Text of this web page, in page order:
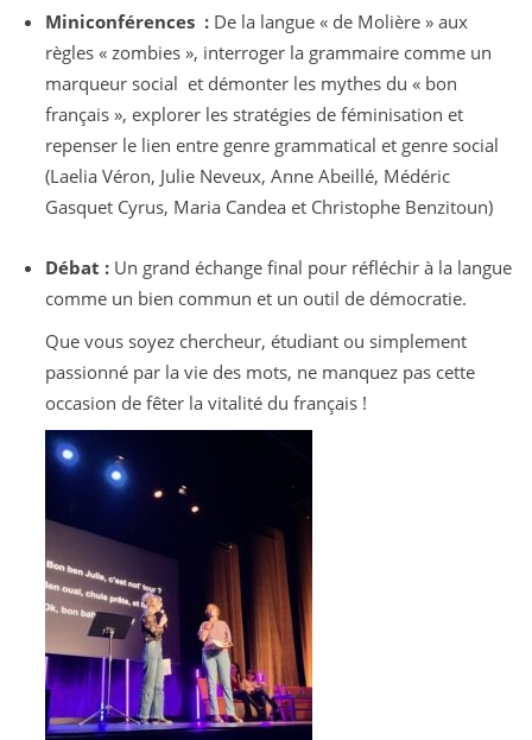
Miniconférences : De la langue « de Molière » aux
règles « zombies », interroger la grammaire comme un
marqueur social et démonter les mythes du « bon
français », explorer les stratégies de féminisation et
repenser le lien entre genre grammatical et genre social
(Laelia Véron, Julie Neveux, Anne Abeillé, Médéric
Gasquet Cyrus, Maria Candea et Christophe Benzitoun)
Débat : Un grand échange final pour réfléchir à la langue
comme un bien commun et un outil de démocratie.
Que vous soyez chercheur, étudiant ou simplement
passionné par la vie des mots, ne manquez pas cette
occasion de fêter la vitalité du français !